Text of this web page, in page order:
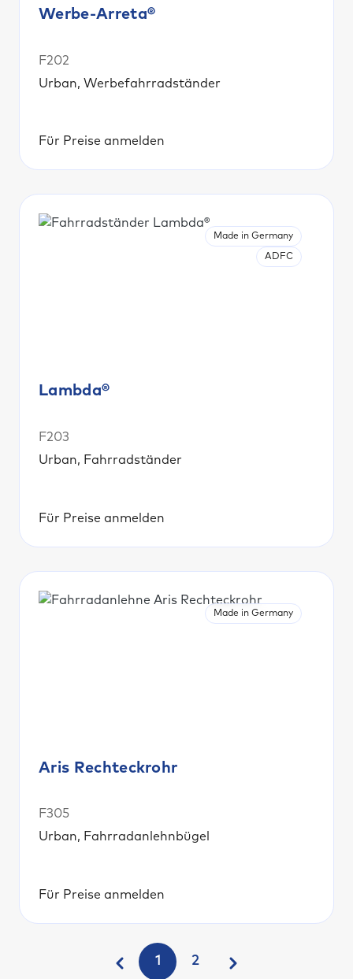
Werbe-Arreta®
F202
Urban, Werbefahrradständer
Für Preise anmelden
Made in Germany
ADFC
Lambda®
F203
Urban, Fahrradständer
Für Preise anmelden
Made in Germany
Aris Rechteckrohr
F305
Urban, Fahrradanlehnbügel
Für Preise anmelden
Seite
1
Seite
2